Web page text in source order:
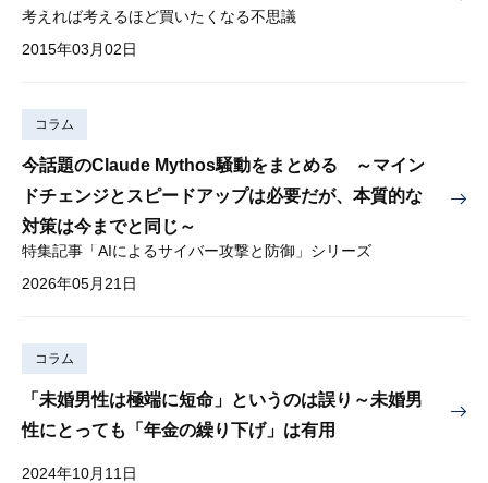
考えれば考えるほど買いたくなる不思議
2015年03月02日
コラム
今話題のClaude Mythos騒動をまとめる ～マイン
ドチェンジとスピードアップは必要だが、本質的な
対策は今までと同じ～
特集記事「AIによるサイバー攻撃と防御」シリーズ
2026年05月21日
コラム
「未婚男性は極端に短命」というのは誤り～未婚男
性にとっても「年金の繰り下げ」は有用
2024年10月11日